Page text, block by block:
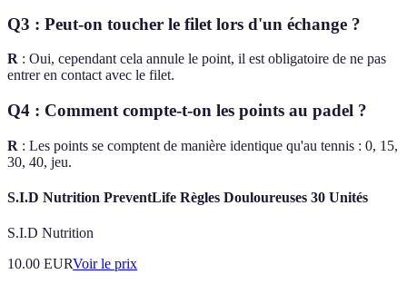
Q3 : Peut-on toucher le filet lors d'un échange ?
R : Oui, cependant cela annule le point, il est obligatoire de ne pas
entrer en contact avec le filet.
Q4 : Comment compte-t-on les points au padel ?
R : Les points se comptent de manière identique qu'au tennis : 0, 15,
30, 40, jeu.
S.I.D Nutrition PreventLife Règles Douloureuses 30 Unités
S.I.D Nutrition
10.00 EURVoir le prix